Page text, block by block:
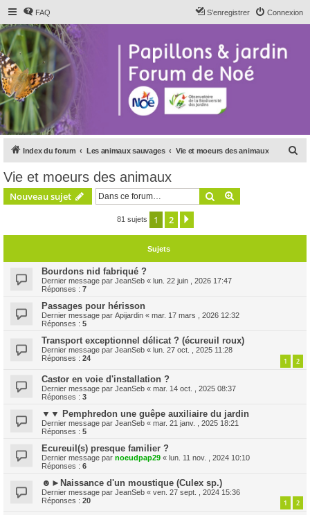
FAQ Connexion
S’enregistrer
Index du forum Les animaux sauvages Vie et moeurs des animaux
Vie et moeurs des animaux
Nouveau sujet Rechercher
81 sujets 1 2
Sujets
Bourdons nid fabriqué ?
Dernier message par JeanSeb « lun. 22 juin , 2026 17:47
Réponses : 7
Passages pour hérisson
Dernier message par Apijardin « mar. 17 mars , 2026 12:32
Réponses : 5
Transport exceptionnel délicat ? (écureuil roux)
Dernier message par JeanSeb « lun. 27 oct. , 2025 11:28
Réponses : 24 1 2
Castor en voie d'installation ?
Dernier message par JeanSeb « mar. 14 oct. , 2025 08:37
Réponses : 3
▼▼ Pemphredon une guêpe auxiliaire du jardin
Dernier message par JeanSeb « mar. 21 janv. , 2025 18:21
Réponses : 5
Ecureuil(s) presque familier ?
Dernier message par noeudpap29 « lun. 11 nov. , 2024 10:10
Réponses : 6
☻►Naissance d'un moustique (Culex sp.)
Dernier message par JeanSeb « ven. 27 sept. , 2024 15:36
Réponses : 20 1 2